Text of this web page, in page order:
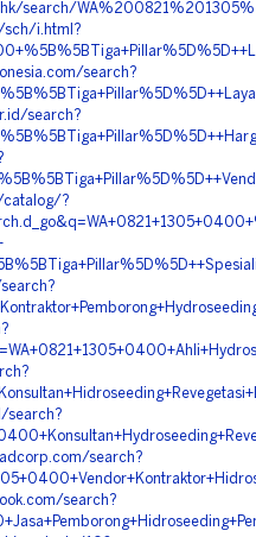
search/
sch/i.html?
search?
search?
catalog/?
search?
search?
search?